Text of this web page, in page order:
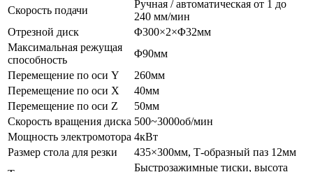
Скорость подачи
Ручная / автоматическая от 1 до
240 мм/мин
Отрезной диск
Φ300×2×Φ32мм
Максимальная режущая
способность
Φ90мм
Перемещение по оси Y
260мм
Перемещение по оси X
40мм
Перемещение по оси Z
50мм
Скорость вращения диска 500~3000об/мин
Мощность электромотора 4кВт
Размер стола для резки
435×300мм, Т-образный паз 12мм
Быстрозажимные тиски, высота